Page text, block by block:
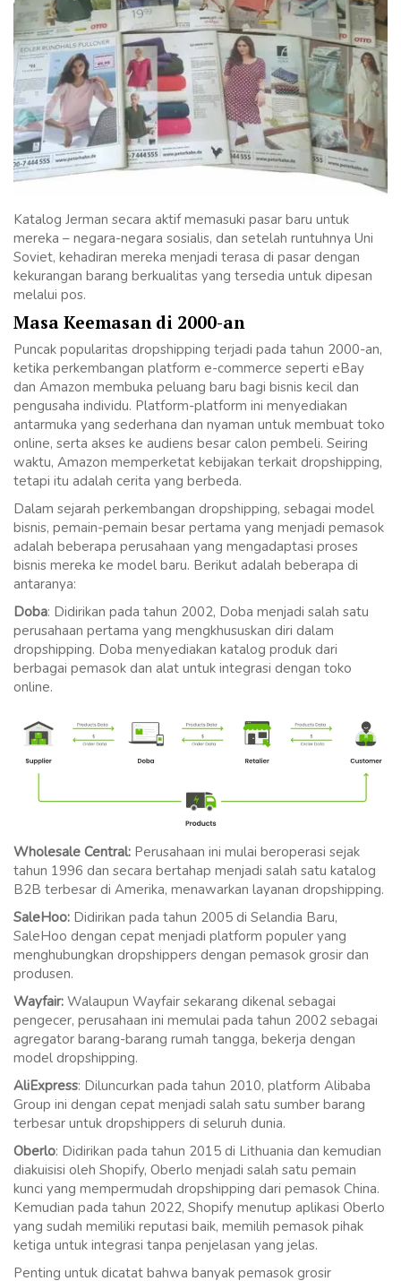
Katalog Jerman secara aktif memasuki pasar baru untuk
mereka – negara-negara sosialis, dan setelah runtuhnya Uni
Soviet, kehadiran mereka menjadi terasa di pasar dengan
kekurangan barang berkualitas yang tersedia untuk dipesan
melalui pos.
Masa Keemasan di 2000-an
Puncak popularitas dropshipping terjadi pada tahun 2000-an,
ketika perkembangan platform e-commerce seperti eBay
dan Amazon membuka peluang baru bagi bisnis kecil dan
pengusaha individu. Platform-platform ini menyediakan
antarmuka yang sederhana dan nyaman untuk membuat toko
online, serta akses ke audiens besar calon pembeli. Seiring
waktu, Amazon memperketat kebijakan terkait dropshipping,
tetapi itu adalah cerita yang berbeda.
Dalam sejarah perkembangan dropshipping, sebagai model
bisnis, pemain-pemain besar pertama yang menjadi pemasok
adalah beberapa perusahaan yang mengadaptasi proses
bisnis mereka ke model baru. Berikut adalah beberapa di
antaranya:
Doba: Didirikan pada tahun 2002, Doba menjadi salah satu
perusahaan pertama yang mengkhususkan diri dalam
dropshipping. Doba menyediakan katalog produk dari
berbagai pemasok dan alat untuk integrasi dengan toko
online.
Wholesale Central: Perusahaan ini mulai beroperasi sejak
tahun 1996 dan secara bertahap menjadi salah satu katalog
B2B terbesar di Amerika, menawarkan layanan dropshipping.
SaleHoo: Didirikan pada tahun 2005 di Selandia Baru,
SaleHoo dengan cepat menjadi platform populer yang
menghubungkan dropshippers dengan pemasok grosir dan
produsen.
Wayfair: Walaupun Wayfair sekarang dikenal sebagai
pengecer, perusahaan ini memulai pada tahun 2002 sebagai
agregator barang-barang rumah tangga, bekerja dengan
model dropshipping.
AliExpress: Diluncurkan pada tahun 2010, platform Alibaba
Group ini dengan cepat menjadi salah satu sumber barang
terbesar untuk dropshippers di seluruh dunia.
Oberlo: Didirikan pada tahun 2015 di Lithuania dan kemudian
diakuisisi oleh Shopify, Oberlo menjadi salah satu pemain
kunci yang mempermudah dropshipping dari pemasok China.
Kemudian pada tahun 2022, Shopify menutup aplikasi Oberlo
yang sudah memiliki reputasi baik, memilih pemasok pihak
ketiga untuk integrasi tanpa penjelasan yang jelas.
Penting untuk dicatat bahwa banyak pemasok grosir